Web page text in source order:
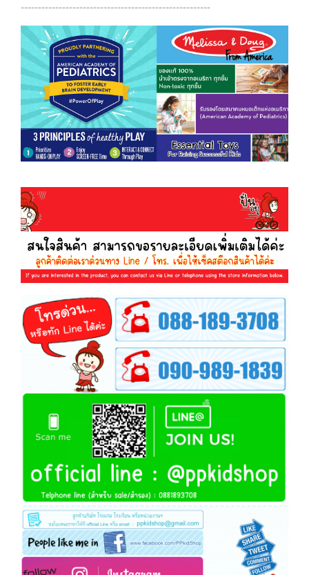
-------------------------------------------------------